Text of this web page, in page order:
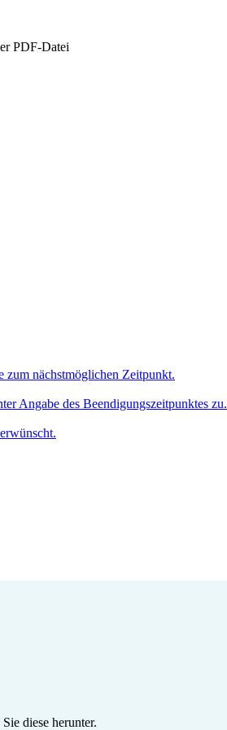
PDF-Datei
zum nächstmöglichen Zeitpunkt.
Angabe des Beendigungszeitpunktes zu.
diese herunter.